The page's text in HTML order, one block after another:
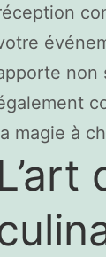
non
magie à